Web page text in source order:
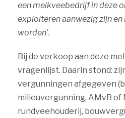
een melkveebedrijf in deze
exploiteren aanwezig zijn
worden’.
Bij de verkoop aan deze
vragenlijst. Daarin stond:
vergunningen afgegeven
milieuvergunning, AMvB
rundveehouderij,